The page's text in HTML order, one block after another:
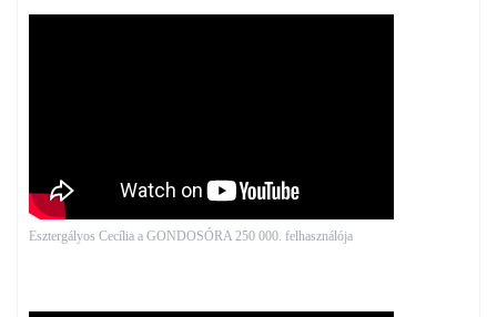
Esztergályos Cecília a GONDOSÓRA 250 000. felhasználója